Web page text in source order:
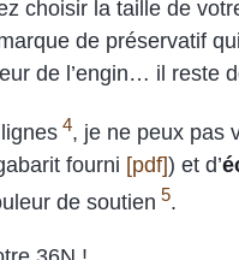
choisir la taille de
de préservatif
de l’engin… il reste
4, je ne peux pas
fourni [pdf]) et d’
de soutien 5.